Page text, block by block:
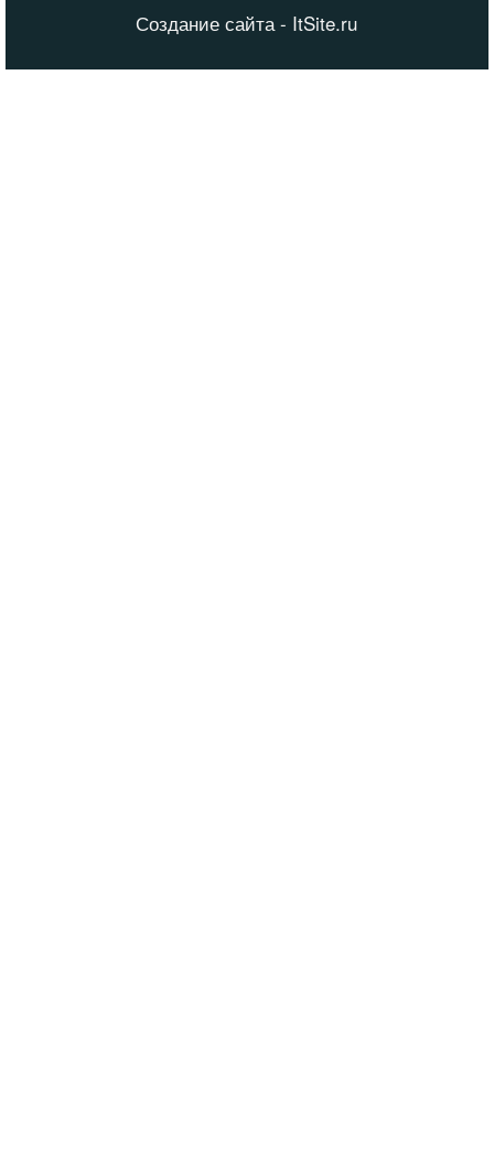
Создание сайта - ItSite.ru